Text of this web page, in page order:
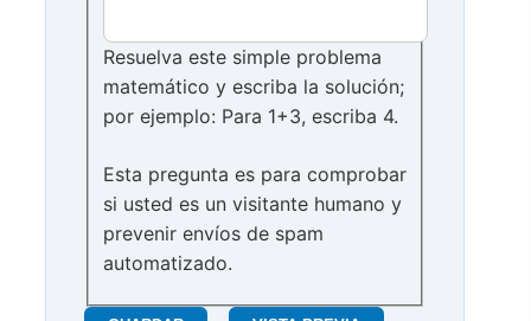
Resuelva este simple problema
matemático y escriba la solución;
por ejemplo: Para 1+3, escriba 4.
Esta pregunta es para comprobar
si usted es un visitante humano y
prevenir envíos de spam
automatizado.